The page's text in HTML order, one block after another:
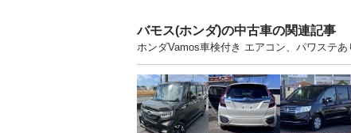
バモス(ホンダ)の中古車の関連記事
ホンダVamos車検付き エアコン、パワステ